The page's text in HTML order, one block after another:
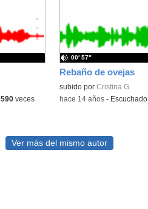
590veces
Rebaño de ovejas
subido por Cristina G.
00′ 57″
-hace 14 años- Escuchado
Ver más del mismo autor